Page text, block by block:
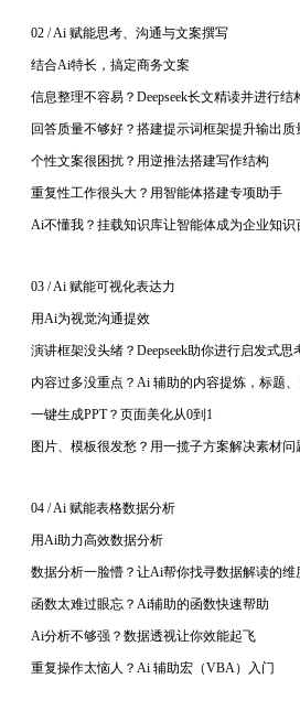
02 / Ai 赋能思考、沟通与文案撰写
结合Ai特长，搞定商务文案
信息整理不容易？ Deepseek长文精读并进行结
回答质量不够好？搭建提示词框架提升输出质
个性文案很困扰？用逆推法搭建写作结构
重复性工作很头大？用智能体搭建专项助手
Ai不懂我？挂载知识库让智能体成为企业知识
03 / Ai 赋能可视化表达力
用Ai为视觉沟通提效
演讲框架没头绪？ Deepseek助你进行启发式思
内容过多没重点？ Ai 辅助的内容提炼，标题
一键生成PPT？页面美化从0到1
图片、模板很发愁？用一揽子方案解决素材问
04 / Ai 赋能表格数据分析
用Ai助力高效数据分析
数据分析一脸懵？让Ai帮你找寻数据解读的维
函数太难过眼忘？ Ai辅助的函数快速帮助
Ai分析不够强？数据透视让你效能起飞
重复操作太恼人？ Ai 辅助宏（VBA）入门